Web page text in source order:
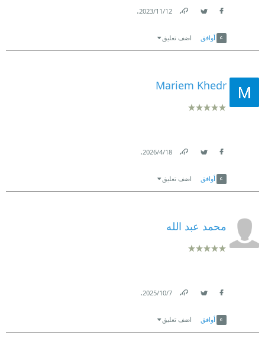
12‏/11‏/2023
.
أوافق اضف تعليق
Mariem Khedr
18‏/4‏/2026
.
أوافق اضف تعليق
محمد عبد الله
7‏/10‏/2025
.
أوافق اضف تعليق